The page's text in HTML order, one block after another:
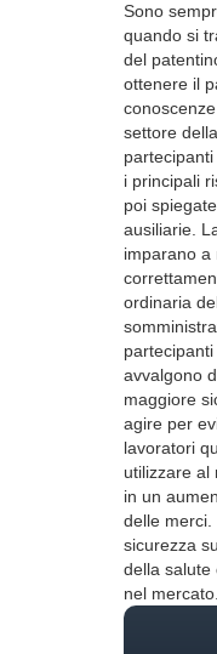
Sono
quando si
del
ottenere il
settore
i principali
poi
ausiliarie.
imparano a
ordinaria
avvalgono
maggiore
agire per
lavoratori
utilizzare al
in un
delle
sicurezza
della salute
nel